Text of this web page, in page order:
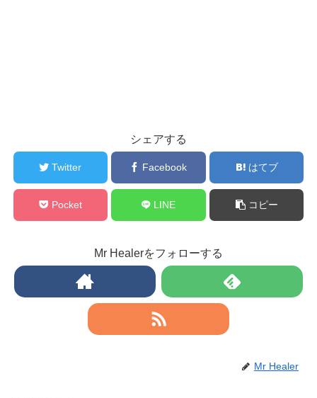
シェアする
Twitter Facebook はてブ
Pocket LINE コピー
Mr Healerをフォローする
Mr Healer